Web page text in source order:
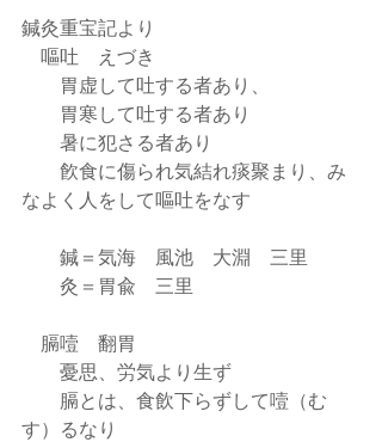
鍼灸重宝記より
    嘔吐　えづき
        胃虚して吐する者あり、
        胃寒して吐する者あり
        暑に犯さる者あり
なよく人をして嘔吐をなす
        鍼＝気海　風池　大淵    三里
        灸＝胃兪　三里
    膈噎　翻胃
        憂思、労気より生ず
す）るなり